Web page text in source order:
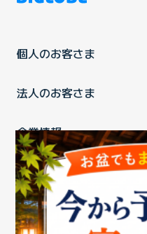
個人のお客さま
法人のお客さま
企業情報
ご利用中の方
お問い合わせ消費税の表示
個人情報保護ポリシープライ